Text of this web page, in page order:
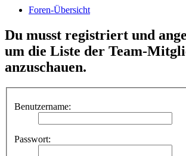
Foren-Übersicht
Du musst registriert und
um die Liste der Team-
anzuschauen.
Benutzername:
Passwort: